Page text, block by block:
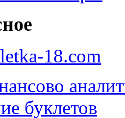
18.com
буклетов